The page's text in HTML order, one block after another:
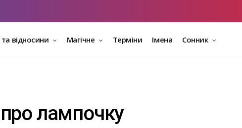
та відносини Магічне Терміни Імена Сонник
лампочку